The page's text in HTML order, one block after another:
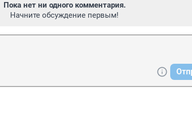
Пока нет ни одного комментария.
Начните обсуждение первым!